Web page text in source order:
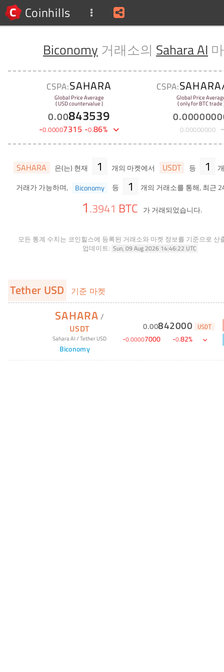
Coinhills
Biconomy 거래소의 Sahara AI
CSPA:SAHARA
Global Price Average
( USD countervalue )
0.00843539
-0.00007315 -0.86%
CSPA:
Global Price
( only for BTC trade
0.
0.00000000
SAHARA 은(는) 현재 1 개의 마켓에서 USDT 등 1
거래가 가능하며,
Biconomy 등 1 개의 거래소를 통해, 최근
1.3941 BTC 가 거래되었습니다.
모든 통계 수치는 코인힐스에 등록된 거래소와 마켓 정보를 기준으로 산
업데이트: Sun, 09 Aug 2026 14:46:22 UTC
Tether USD 기준 마켓
SAHARA /
USDT
Sahara AI/Tether USD
Biconomy
0.00842000 USDT
-0.00007000 -0.82%